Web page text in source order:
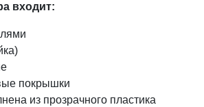
входит:
покрышки
из прозрачного пластика